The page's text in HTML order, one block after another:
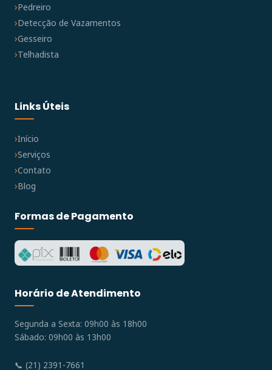
Pedreiro
Detecção de Vazamentos
Gesseiro
Telhadista
Links Úteis
Início
Serviços
Contato
Blog
Formas de Pagamento
Horário de Atendimento
Segunda a Sexta: 09h00 às 18h00
Sábado: 09h00 às 13h00
📞 (21) 2391-7661